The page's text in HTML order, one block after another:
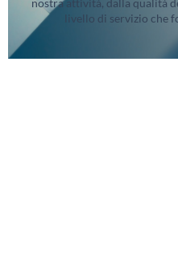
livello di servizio che